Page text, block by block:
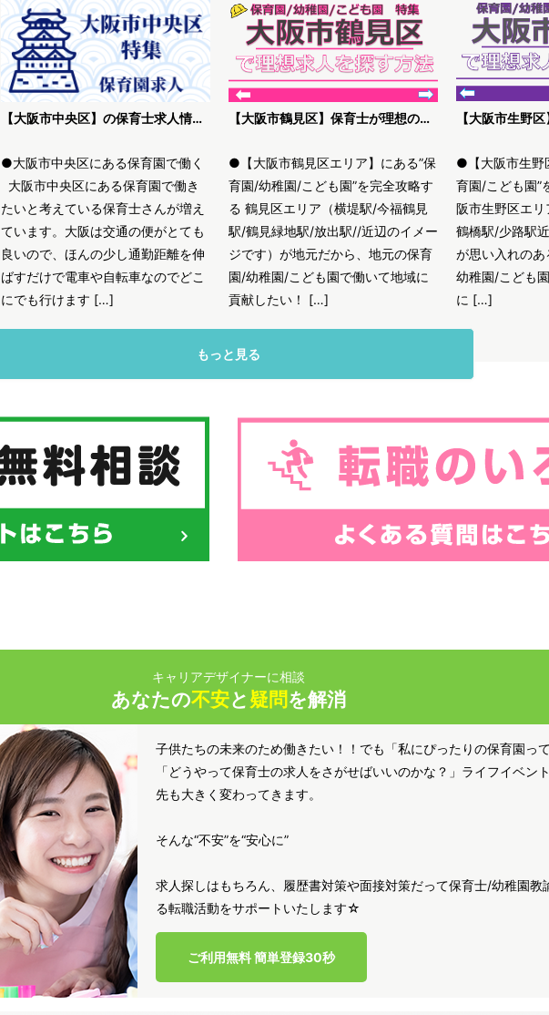
【大阪市中央区】の保育士求人情報｜高待遇・未経験歓迎等、理想の保育園を探す方法
●大阪市中央区にある保育園で働く
大阪市中央区にある保育園で働き
たいと考えている保育士さんが増え
ています。大阪は交通の便がとても
良いので、ほんの少し通勤距離を伸
ばすだけで電車や自転車なのでどこ
にでも行けます […]
【大阪市鶴見区】保育士が理想の求人を探す方法解説
●【大阪市鶴見区エリア】にある”保
育園/幼稚園/こども園”を完全攻略す
る 鶴見区エリア（横堤駅/今福鶴見
駅/鶴見緑地駅/放出駅//近辺のイメー
ジです）が地元だから、地元の保育
園/幼稚園/こども園で働いて地域に
貢献したい！ […]
●【大阪市生野
育園/こども園
阪市生野区エ
鶴橋駅/少路駅
が思い入れの
幼稚園/こども
に […]
もっと見る
キャリアデザイナーに相談
あなたの不安と 疑問 を解消
子供たちの未来のため働きたい！！でも「私にぴったりの保育園っ
「どうやって保育士の求人をさがせばいいのかな？」ライフイベン
先も大きく変わってきます。
そんな“不安”を“安心に”
求人探しはもちろん、履歴書対策や面接対策だって保育士/幼稚園教
る転職活動をサポートいたします☆
ご利用無料 簡単登録30秒